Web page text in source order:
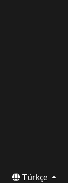
Türkçe